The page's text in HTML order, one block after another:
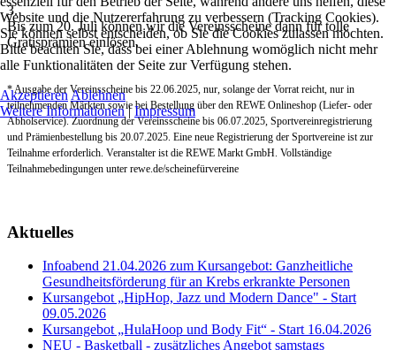
3.
Bis zum 20. Juli können wir die Vereinsscheine dann für tolle
Gratisprämien einlösen.
* Ausgabe der Vereinsscheine bis 22.06.2025, nur, solange der Vorrat reicht, nur in
teilnehmenden Märkten sowie bei Bestellung über den REWE Onlineshop (Liefer- oder
Abholservice). Zuordnung der Vereinsscheine bis 06.07.2025, Sportvereinregistrierung
und Prämienbestellung bis 20.07.2025. Eine neue Registrierung der Sportvereine ist zur
Teilnahme erforderlich. Veranstalter ist die REWE Markt GmbH. Vollständige
Teilnahmebedingungen unter rewe.de/scheinefürvereine
Aktuelles
Infoabend 21.04.2026 zum Kursangebot: Ganzheitliche
Gesundheitsförderung für an Krebs erkrankte Personen
Kursangebot „HipHop, Jazz und Modern Dance" - Start
09.05.2026
Kursangebot „HulaHoop und Body Fit“ - Start 16.04.2026
NEU - Basketball - zusätzliches Angebot samstags
Website und die Nutzererfahrung zu verbessern (Tracking Cookies).
Sie können selbst entscheiden, ob Sie die Cookies zulassen möchten.
Bitte beachten Sie, dass bei einer Ablehnung womöglich nicht mehr
alle Funktionalitäten der Seite zur Verfügung stehen.
Akzeptieren Ablehnen
Weitere Informationen|Impressum